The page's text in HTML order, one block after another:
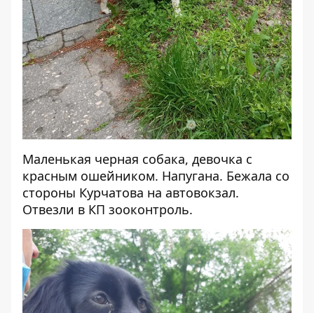
Маленькая черная собака, девочка с
красным ошейником. Напугана. Бежала со
стороны Курчатова на автовокзал.
Отвезли в КП зооконтроль.